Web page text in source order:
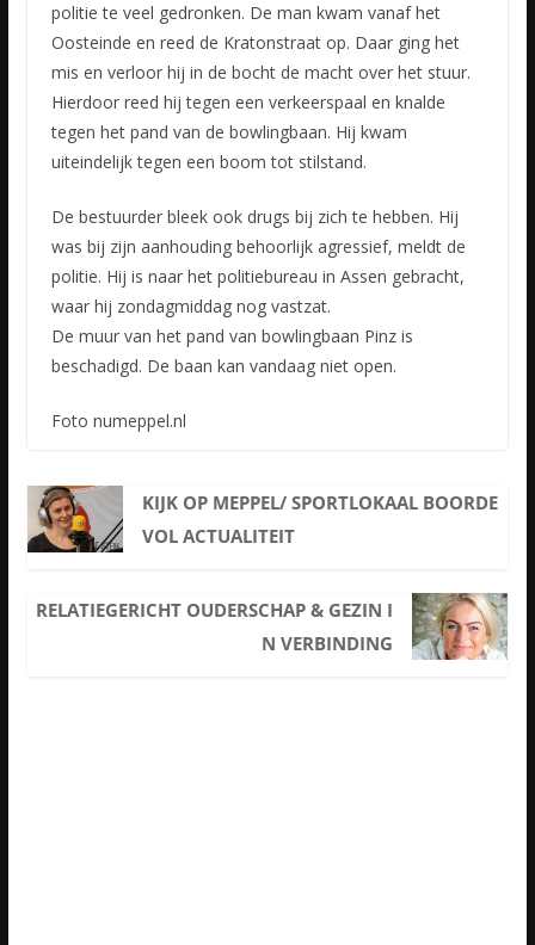
politie te veel gedronken. De man kwam vanaf het
Oosteinde en reed de Kratonstraat op. Daar ging het
mis en verloor hij in de bocht de macht over het stuur.
Hierdoor reed hij tegen een verkeerspaal en knalde
tegen het pand van de bowlingbaan. Hij kwam
uiteindelijk tegen een boom tot stilstand.
De bestuurder bleek ook drugs bij zich te hebben. Hij
was bij zijn aanhouding behoorlijk agressief, meldt de
politie. Hij is naar het politiebureau in Assen gebracht,
waar hij zondagmiddag nog vastzat.
De muur van het pand van bowlingbaan Pinz is
beschadigd. De baan kan vandaag niet open.
Foto numeppel.nl
KIJK OP MEPPEL/ SPORTLOKAAL BOORDE
VOL ACTUALITEIT
RELATIEGERICHT OUDERSCHAP & GEZIN I
N VERBINDING